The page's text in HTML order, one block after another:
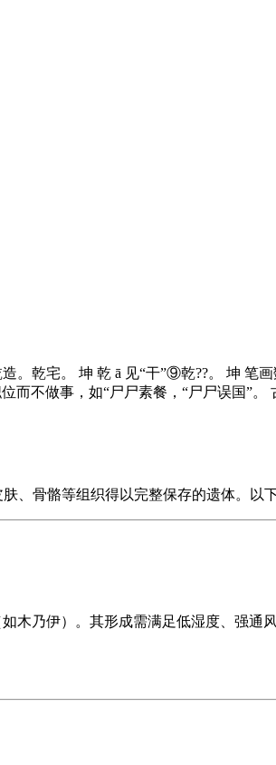
。乾宅。 坤 乾 ā 见“干”⑨乾??。 坤 笔
而不做事，如“尸尸素餐，“尸尸误国”
、骨骼等组织得以完整保存的遗体。以
木乃伊）。其形成需满足低湿度、强